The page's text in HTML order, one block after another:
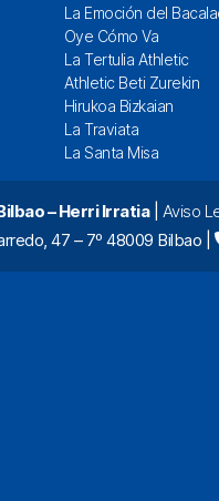
La Emoción del
Oye Cómo Va
La Tertulia Athletic
Athletic Beti Zurekin
Hirukoa Bizkaian
La Traviata
La Santa Misa
– Herri Irratia| Aviso
47 – 7º 48009 Bilbao |